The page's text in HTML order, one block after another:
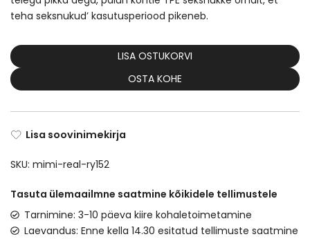
teha seksnukud’ kasutusperiood pikeneb.
LISA OSTUKORVI
OSTA KOHE
Lisa soovinimekirja
SKU: mimi-real-ry152
Tasuta ülemaailmne saatmine kõikidele tellimustele
Tarnimine: 3-10 päeva kiire kohaletoimetamine
Laevandus: Enne kella 14.30 esitatud tellimuste saatmine